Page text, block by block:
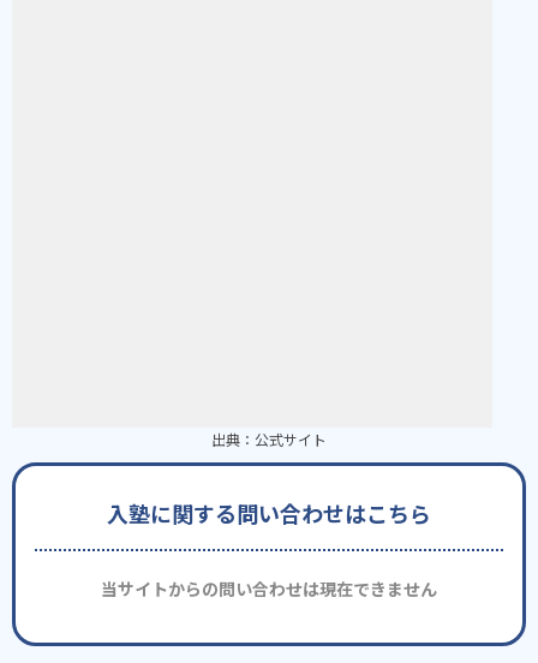
出典： 公式サイト
入塾に関する問い合わせはこちら
当サイトからの問い合わせは現在できません